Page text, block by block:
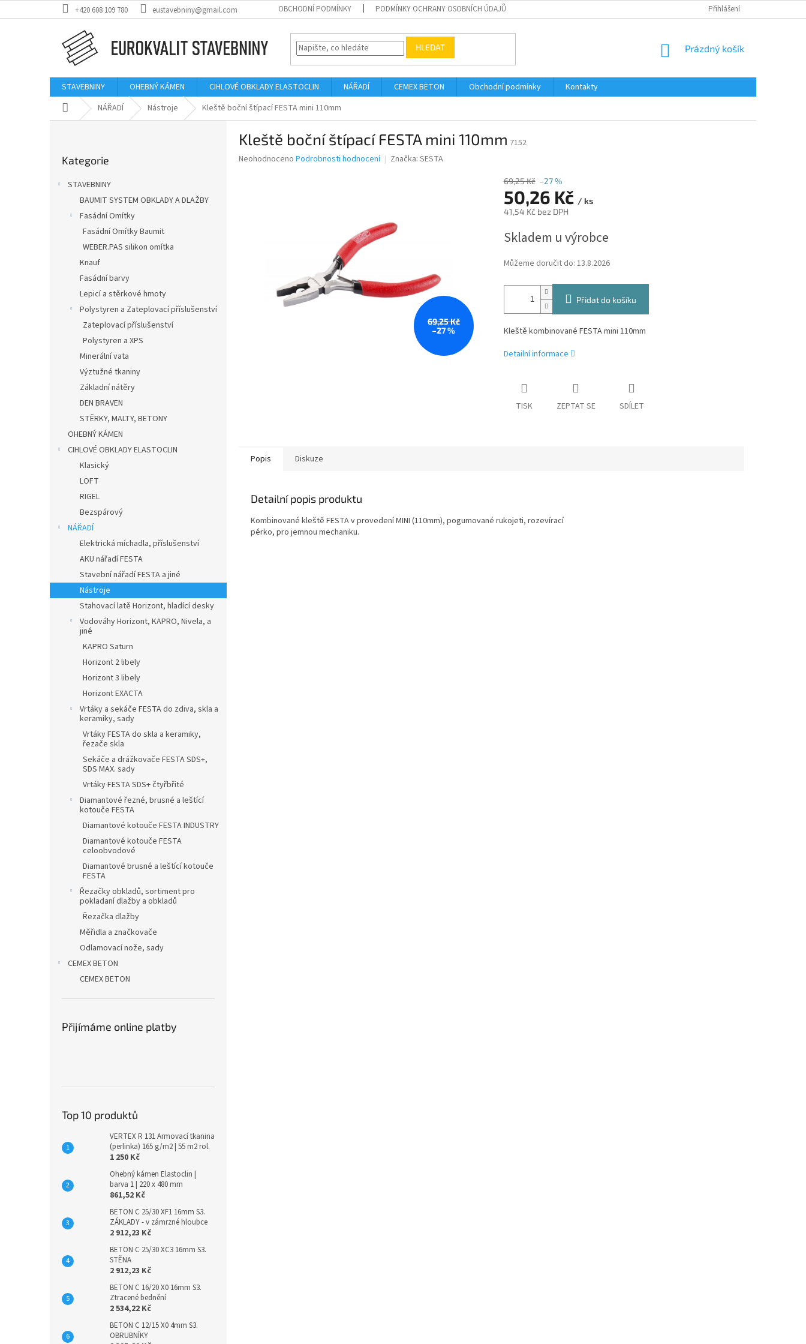
na
+420 608 109 780 eustavebniny@gmail.com OBCHODNÍ PODMÍNKY PODMÍNKY OCHRANY OSOBNÍCH ÚDAJŮ Přihlášení
HLEDAT
NÁKUPNÍ
Prázdný košík
STAVEBNINY OHEBNÝ KÁMEN CIHLOVÉ OBKLADY ELASTOCLIN NÁŘADÍ CEMEX BETON Obchodní podmínky
Kontakty
Domů NÁŘADÍ Nástroje Kleště boční štípací FESTA mini 110mm
kategorie
Kategorie
STAVEBNINY
BAUMIT SYSTEM OBKLADY A DLAŽBY
Fasádní Omítky
Fasádní Omítky Baumit
WEBER.PAS silikon omítka
Knauf
Fasádní barvy
Lepicí a stěrkové hmoty
Polystyren a Zateplovací příslušenství
Zateplovací příslušenství
Polystyren a XPS
Minerální vata
Výztužné tkaniny
Základní nátěry
DEN BRAVEN
STĚRKY, MALTY, BETONY
OHEBNÝ KÁMEN
CIHLOVÉ OBKLADY ELASTOCLIN
Klasický
LOFT
RIGEL
Bezspárový
NÁŘADÍ
Elektrická míchadla, příslušenství
AKU nářadí FESTA
Stavební nářadí FESTA a jiné
Nástroje
Stahovací latě Horizont, hladící desky
Vodováhy Horizont, KAPRO, Nivela, a
jiné
KAPRO Saturn
Horizont 2 libely
Horizont 3 libely
Horizont EXACTA
Vrtáky a sekáče FESTA do zdiva, skla a
keramiky, sady
Vrtáky FESTA do skla a keramiky,
řezače skla
Sekáče a drážkovače FESTA SDS+,
SDS MAX. sady
Vrtáky FESTA SDS+ čtyřbřité
Diamantové řezné, brusné a leštící
kotouče FESTA
Diamantové kotouče FESTA INDUSTRY
Diamantové kotouče FESTA
celoobvodové
Diamantové brusné a leštící kotouče
FESTA
Řezačky obkladů, sortiment pro
pokladaní dlažby a obkladů
Řezačka dlažby
Měřidla a značkovače
Odlamovací nože, sady
CEMEX BETON
CEMEX BETON
Přijímáme online platby
Top 10 produktů
VERTEX R 131 Armovací tkanina
(perlinka) 165 g/m2 | 55 m2 rol.
1 250 Kč
Ohebný kámen Elastoclin |
barva 1 | 220 x 480 mm
861,52 Kč
BETON C 25/30 XF1 16mm S3.
ZÁKLADY - v zámrzné hloubce
2 912,23 Kč
BETON C 25/30 XC3 16mm S3.
STĚNA
2 912,23 Kč
BETON C 16/20 X0 16mm S3.
Ztracené bednění
2 534,22 Kč
BETON C 12/15 X0 4mm S3.
OBRUBNÍKY
Kleště boční štípací FESTA mini 110mm 7152
Průměrné
Neohodnoceno Podrobnosti hodnocení Značka: SESTA
69,25 Kč
–27 %
69,25 Kč –27 %
50,26 Kč / ks
41,54 Kč bez DPH
cena:
Skladem u výrobce
Můžeme doručit do: 13.8.2026
Přidat do košíku
Kleště kombinované FESTA mini 110mm
Detailní informace
TISK ZEPTAT SE SDÍLET
Popis Diskuze
Detailní popis produktu
Kombinované kleště FESTA v provedení MINI (110mm), pogumované rukojeti, rozevírací
pérko, pro jemnou mechaniku.